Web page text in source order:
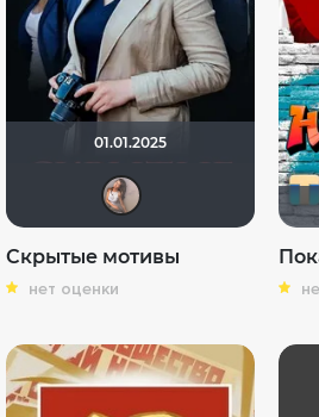
01.01.2025
Скрытые мотивы
нет оценки